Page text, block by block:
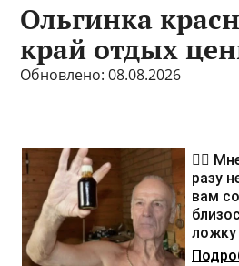
Ольгинка
край отдых
Обновлено: 08.08.2026
❤️‍🔥
разу
вам
ложку